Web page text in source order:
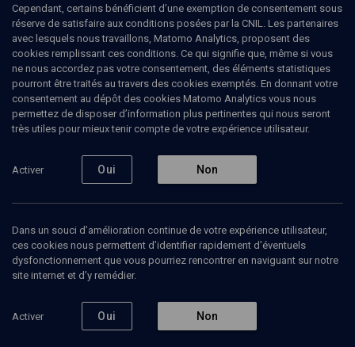
Ajouter Partager J’aime
Abonnez-vous à notre newsletter
Envoyer
Cependant, certains bénéficient d’une exemption de consentement sous
réserve de satisfaire aux conditions posées par la CNIL. Les partenaires
avec lesquels nous travaillons, Matomo Analytics, proposent des
cookies remplissant ces conditions. Ce qui signifie que, même si vous
ne nous accordez pas votre consentement, des éléments statistiques
pourront être traités au travers des cookies exemptés. En donnant votre
consentement au dépôt des cookies Matomo Analytics vous nous
permettez de disposer d’information plus pertinentes qui nous seront
très utiles pour mieux tenir compte de votre expérience utilisateur.
Activer Oui Non
Dans un souci d’amélioration continue de votre expérience utilisateur,
ces cookies nous permettent d’identifier rapidement d’éventuels
dysfonctionnement que vous pourriez rencontrer en naviguant sur notre
site internet et d’y remédier.
Activer Oui Non